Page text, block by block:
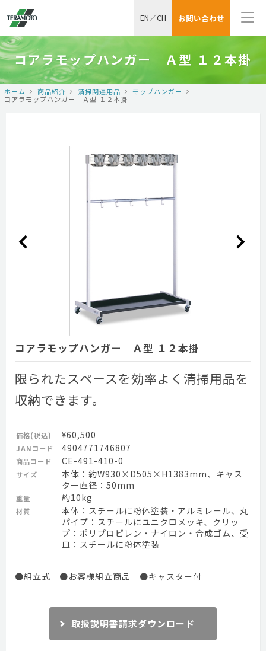
お問い合わせ
EN／CH
コアラモップハンガー Ａ型 １２本掛
ホーム 商品紹介 清掃関連用品
モップハンガー
コアラモップハンガー Ａ型 １２本掛
コアラモップハンガー Ａ型 １２本掛
限られたスペースを効率よく清掃用品を
収納できます。
価格(税込) ¥60,500
JANコード 4904771746807
商品コード CE-491-410-0
サイズ
本体：約W930×D505×H1383mm、キャス
ター直径：50mm
重量 約10kg
材質
本体：スチールに粉体塗装・アルミレール、丸
パイプ：スチールにユニクロメッキ、クリッ
プ：ポリプロピレン・ナイロン・合成ゴム、受
皿：スチールに粉体塗装
●組立式 ●お客様組立商品 ●キャスター付
取扱説明書請求ダウンロード